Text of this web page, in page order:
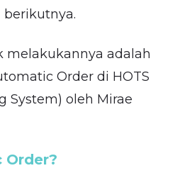
melakukannya adalah
Order di HOTS
System) oleh Mirae